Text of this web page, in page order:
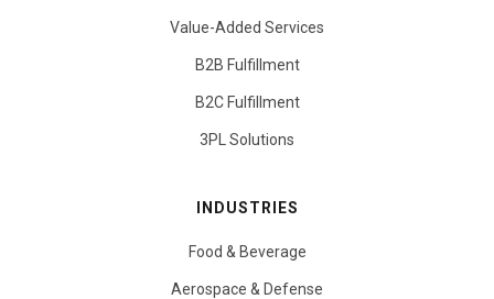
Value-Added Services
B2B Fulfillment
B2C Fulfillment
3PL Solutions
INDUSTRIES
Food & Beverage
Aerospace & Defense